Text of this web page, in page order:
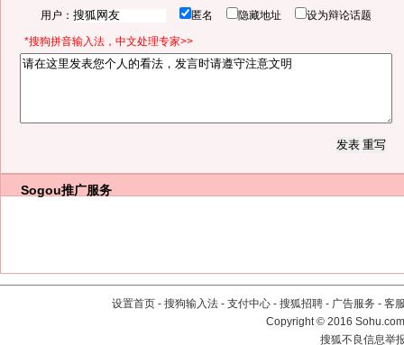
用户： 匿名 隐藏地址 设为辩论话题
*搜狗拼音输入法，中文处理专家>>
Sogou推广服务
设置首页 - 搜狗输入法 - 支付中心 - 搜狐招聘 - 广告服务 - 客
Copyright©2016
搜狐不良信息举